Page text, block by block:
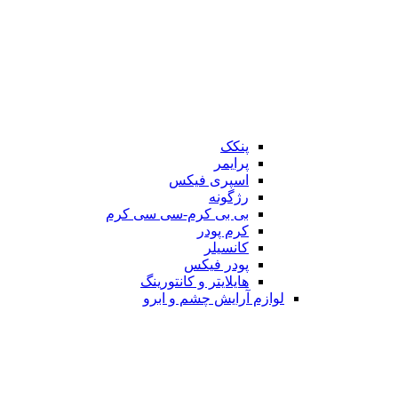
پنکک
پرایمر
اسپری فیکس
رژگونه
بی بی کرم-سی سی کرم
کرم پودر
کانسیلر
پودر فیکس
هایلایتر و کانتورینگ
لوازم آرایش چشم و ابرو